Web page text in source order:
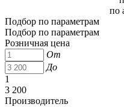
по
Подбор по параметрам
Подбор по параметрам
Розничная цена
От
До
1
3 200
Производитель